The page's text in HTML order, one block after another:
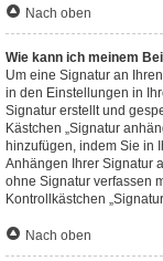
Nach oben
Wie kann ich meinem
Um eine Signatur an
in den Einstellungen in
Signatur erstellt und
Kästchen „Signatur
hinzufügen, indem Sie in
Anhängen Ihrer Signatur
ohne Signatur verfassen
Kontrollkästchen
Nach oben